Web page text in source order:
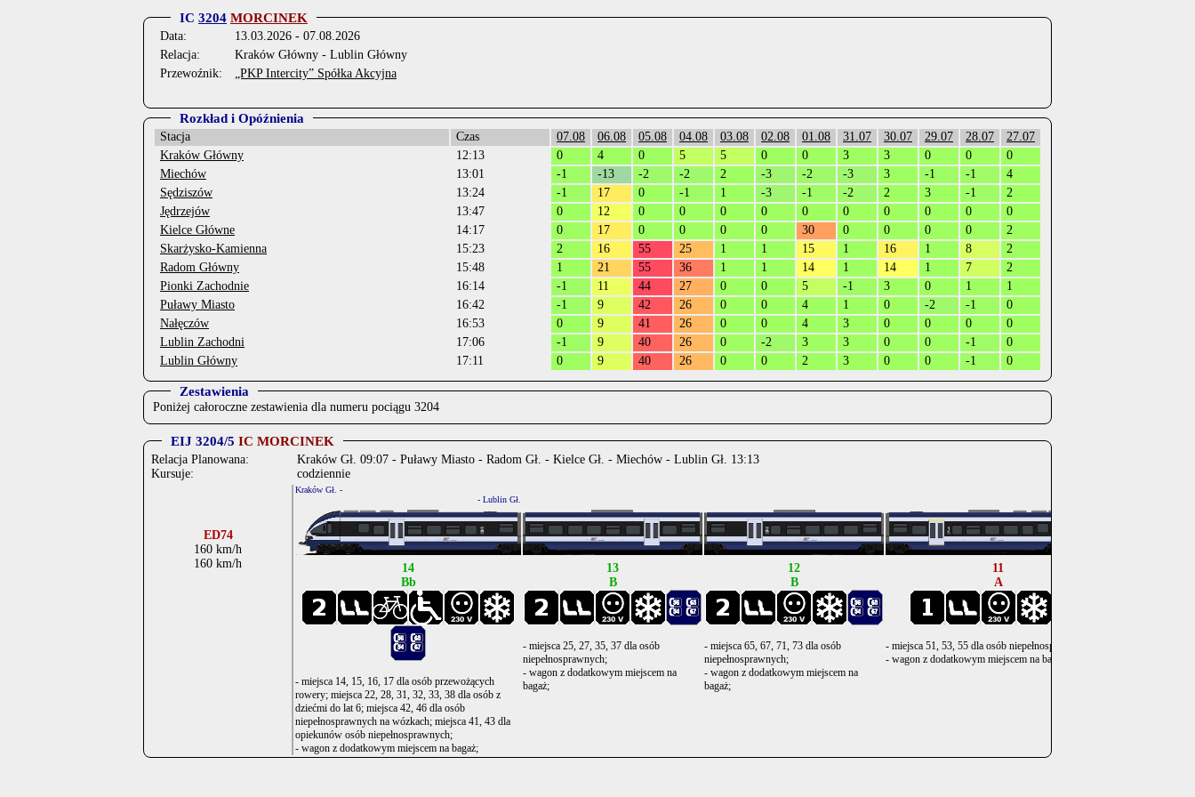
IC 3204 MORCINEK
Data:
13.03.2026 - 07.08.2026
Relacja:
Kraków Główny - Lublin Główny
Przewoźnik:
„PKP Intercity” Spółka Akcyjna
Rozkład i Opóźnienia
Stacja Czas 07.08 06.08 05.08 04.08 03.08 02.08 01.08 31.07 30.07 29.07 28.07
27.07
Kraków Główny
12:13 0 4 0 5 5 0 0 3 3 0 0
0
Miechów
13:01 -1 -13 -2 -2 2 -3 -2 -3 3 -1 -1
4
Sędziszów
13:24 -1 17 0 -1 1 -3 -1 -2 2 3 -1
2
Jędrzejów
13:47 0 12 0 0 0 0 0 0 0 0 0
0
Kielce Główne
14:17 0 17 0 0 0 0 30 0 0 0 0
2
Skarżysko-Kamienna
15:23 2 16 55 25 1 1 15 1 16 1 8
2
Radom Główny
15:48 1 21 55 36 1 1 14 1 14 1 7
2
Pionki Zachodnie
16:14 -1 11 44 27 0 0 5 -1 3 0 1
1
Puławy Miasto
16:42 -1 9 42 26 0 0 4 1 0 -2 -1
0
Nałęczów
16:53 0 9 41 26 0 0 4 3 0 0 0
0
Lublin Zachodni
17:06 -1 9 40 26 0 -2 3 3 0 0 -1
0
Lublin Główny
17:11 0 9 40 26 0 0 2 3 0 0 -1 0
Zestawienia
Poniżej całoroczne zestawienia dla numeru pociągu 3204
EIJ 3204/5 IC MORCINEK
Relacja Planowana:
Kursuje:
Kraków Gł. 09:07 - Puławy Miasto - Radom Gł. - Kielce Gł. - Miechów - Lublin Gł. 13:13
codziennie
ED74
160 km/h
160 km/h
Kraków Gł. -
- Lublin Gł.
14
Bb
- miejsca 14, 15, 16, 17 dla osób przewożących
rowery; miejsca 22, 28, 31, 32, 33, 38 dla osób z
dziećmi do lat 6; miejsca 42, 46 dla osób
niepełnosprawnych na wózkach; miejsca 41, 43 dla
opiekunów osób niepełnosprawnych;
- wagon z dodatkowym miejscem na bagaż;
13
B
- miejsca 25, 27, 35, 37 dla osób
niepełnosprawnych;
- wagon z dodatkowym miejscem na
bagaż;
12
B
- miejsca 65, 67, 71, 73 dla osób
niepełnosprawnych;
- wagon z dodatkowym miejscem na
bagaż;
11
A
- miejsca 51, 53, 55 dla osób niepełnosprawnych;
- wagon z dodatkowym miejscem na bagaż;